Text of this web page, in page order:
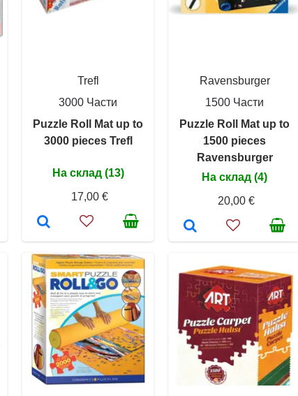
Trefl
3000 Части
Puzzle Roll Mat up to
3000 pieces Trefl
На склад (13)
17,00 €
Ravensburger
1500 Части
Puzzle Roll Mat up to
1500 pieces
Ravensburger
На склад (4)
20,00 €